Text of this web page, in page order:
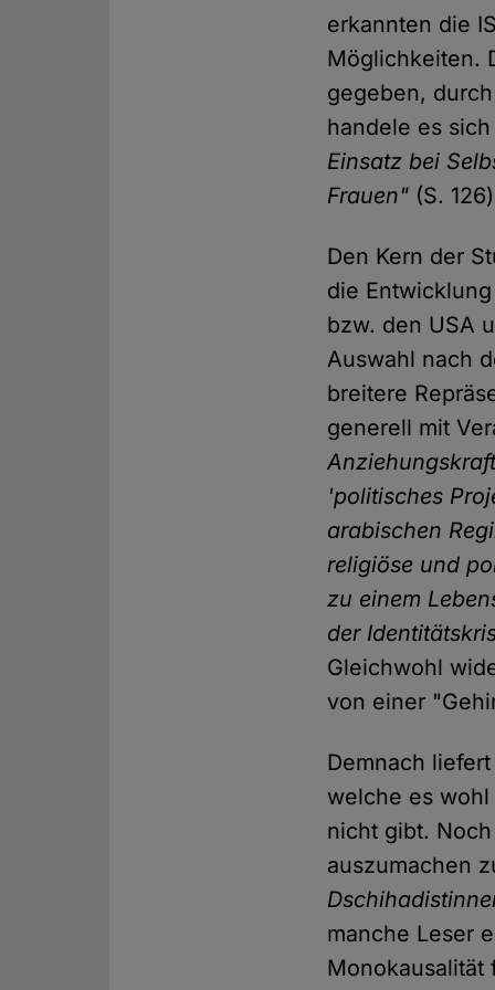
erkannten die
Möglichkeiten.
gegeben,
handele es
Einsatz bei
Frauen" (S.
Den Kern der
die
bzw. den USA
Auswahl nach
breitere
generell mit
'politisches
arabischen
religiöse und
zu einem
der
Gleichwohl
von einer
Demnach
welche es
nicht gibt.
auszumachen
manche Leser
Monokausalität